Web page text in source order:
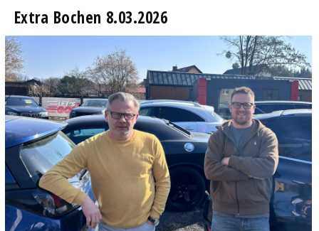
Extra Bochen 8.03.2026